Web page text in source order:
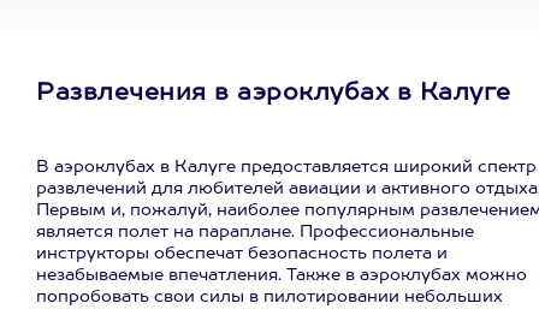
Развлечения в аэроклубах в Калуге
В аэроклубах в Калуге предоставляется широкий спектр
развлечений для любителей авиации и активного
Первым и, пожалуй, наиболее популярным
является полет на параплане. Профессиональные
инструкторы обеспечат безопасность полета и
незабываемые впечатления. Также в аэроклубах можно
попробовать свои силы в пилотировании небольших